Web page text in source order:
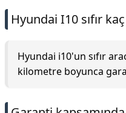
Hyundai I10 sıfır
Hyundai i10'un sıfır
kilometre boyunca